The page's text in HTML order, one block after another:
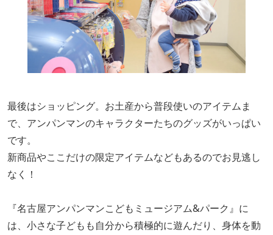
最後はショッピング。お土産から普段使いのアイテムま
で、アンパンマンのキャラクターたちのグッズがいっぱい
です。
新商品やここだけの限定アイテムなどもあるのでお見逃し
なく！
『名古屋アンパンマンこどもミュージアム&パーク』に
は、小さな子どもも自分から積極的に遊んだり、身体を動